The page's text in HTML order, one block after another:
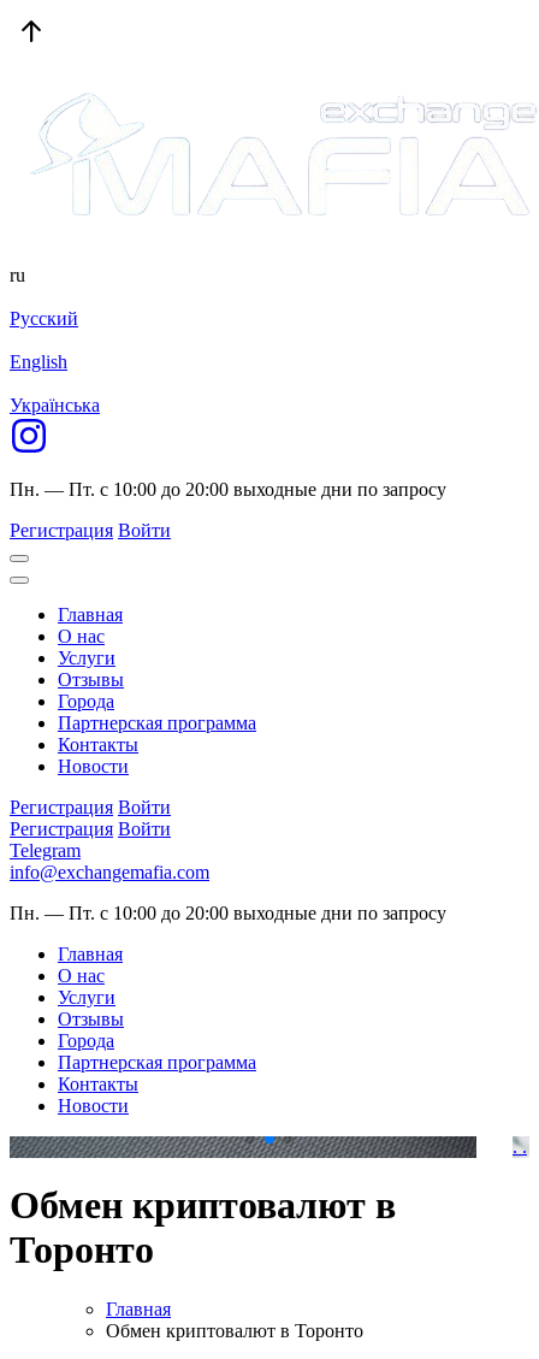
ru
Русский
English
Українська
Пн. — Пт. с 10:00 до 20:00 выходные дни по запросу
Регистрация Войти
Главная
О нас
Услуги
Отзывы
Города
Партнерская программа
Контакты
Новости
Регистрация Войти
Регистрация Войти
Telegram
info@exchangemafia.com
Пн. — Пт. с 10:00 до 20:00 выходные дни по запросу
Главная
О нас
Услуги
Отзывы
Города
Партнерская программа
Контакты
Новости
. .
Обмен криптовалют в
Торонто
Главная
Обмен криптовалют в Торонто